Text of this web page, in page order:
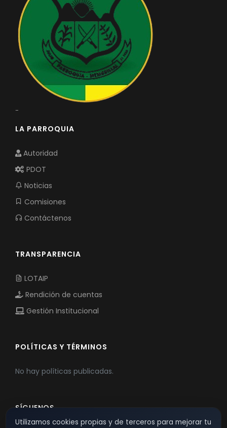
-
LA PARROQUIA
Autoridad
PDOT
Noticias
Comisiones
Contáctenos
TRANSPARENCIA
LOTAIP
Rendición de cuentas
Gestión Institucional
POLÍTICAS Y TÉRMINOS
No hay políticas publicadas.
SÍGUENOS
Utilizamos cookies propias y de terceros para mejorar tu